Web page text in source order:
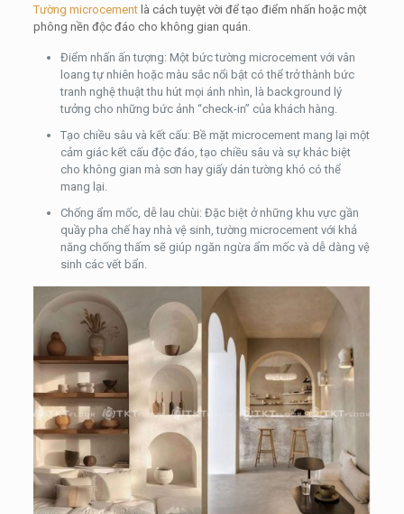
Tường microcementlà cách tuyệt vời để tạo điểm nhấn hoặc một
phông nền độc đáo cho không gian quán.
Điểm nhấn ấn tượng: Một bức tường microcement với vân
loang tự nhiên hoặc màu sắc nổi bật có thể trở thành bức
tranh nghệ thuật thu hút mọi ánh nhìn, là background lý
tưởng cho những bức ảnh “check-in” của khách hàng.
Tạo chiều sâu và kết cấu: Bề mặt microcement mang lại một
cảm giác kết cấu độc đáo, tạo chiều sâu và sự khác biệt
cho không gian mà sơn hay giấy dán tường khó có thể
mang lại.
Chống ẩm mốc, dễ lau chùi: Đặc biệt ở những khu vực gần
quầy pha chế hay nhà vệ sinh, tường microcement với khả
năng chống thấm sẽ giúp ngăn ngừa ẩm mốc và dễ dàng vệ
sinh các vết bẩn.